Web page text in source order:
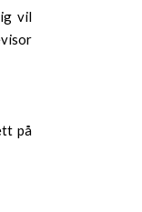
vil
på